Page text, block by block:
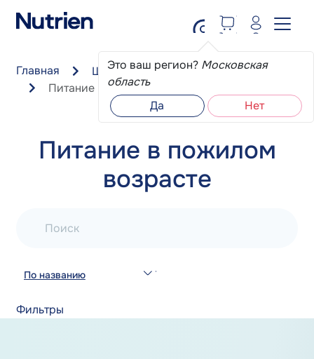
Это ваш регион? Московская
область
Да
Нет
Главная
Школа пациента
Питание в пожилом возрасте
Питание в пожилом
возрасте
Поиск
По названию
Фильтры